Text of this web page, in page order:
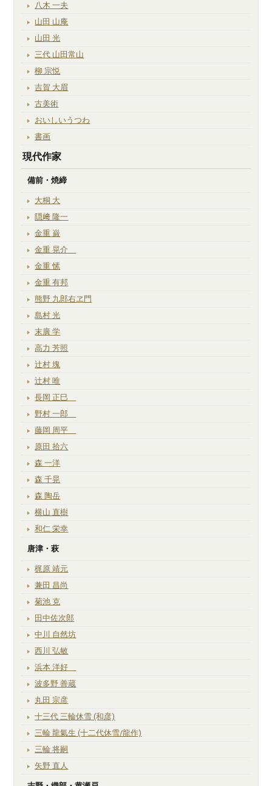
八木 一夫
山田 山庵
山田 光
三代 山田常山
柳 宗悦
吉賀 大眉
古美術
おいしいうつわ
書画
現代作家
備前・焼締
大桐 大
隠﨑 隆一
金重 巌
金重 晃介
金重 愫
金重 有邦
熊野 九郎右ヱ門
島村 光
末廣 学
高力 芳照
辻村 塊
辻村 唯
長岡 正巳
野村 一郎
藤岡 周平
原田 拾六
森 一洋
森 千晃
森 陶岳
横山 直樹
和仁 栄幸
唐津・萩
梶原 靖元
兼田 昌尚
菊池 克
田中佐次郎
中川 自然坊
西川 弘敏
浜本 洋好
波多野 善蔵
丸田 宗彦
十三代 三輪休雪 (和彦)
三輪 龍氣生 (十二代休雪/龍作)
三輪 将嗣
矢野 直人